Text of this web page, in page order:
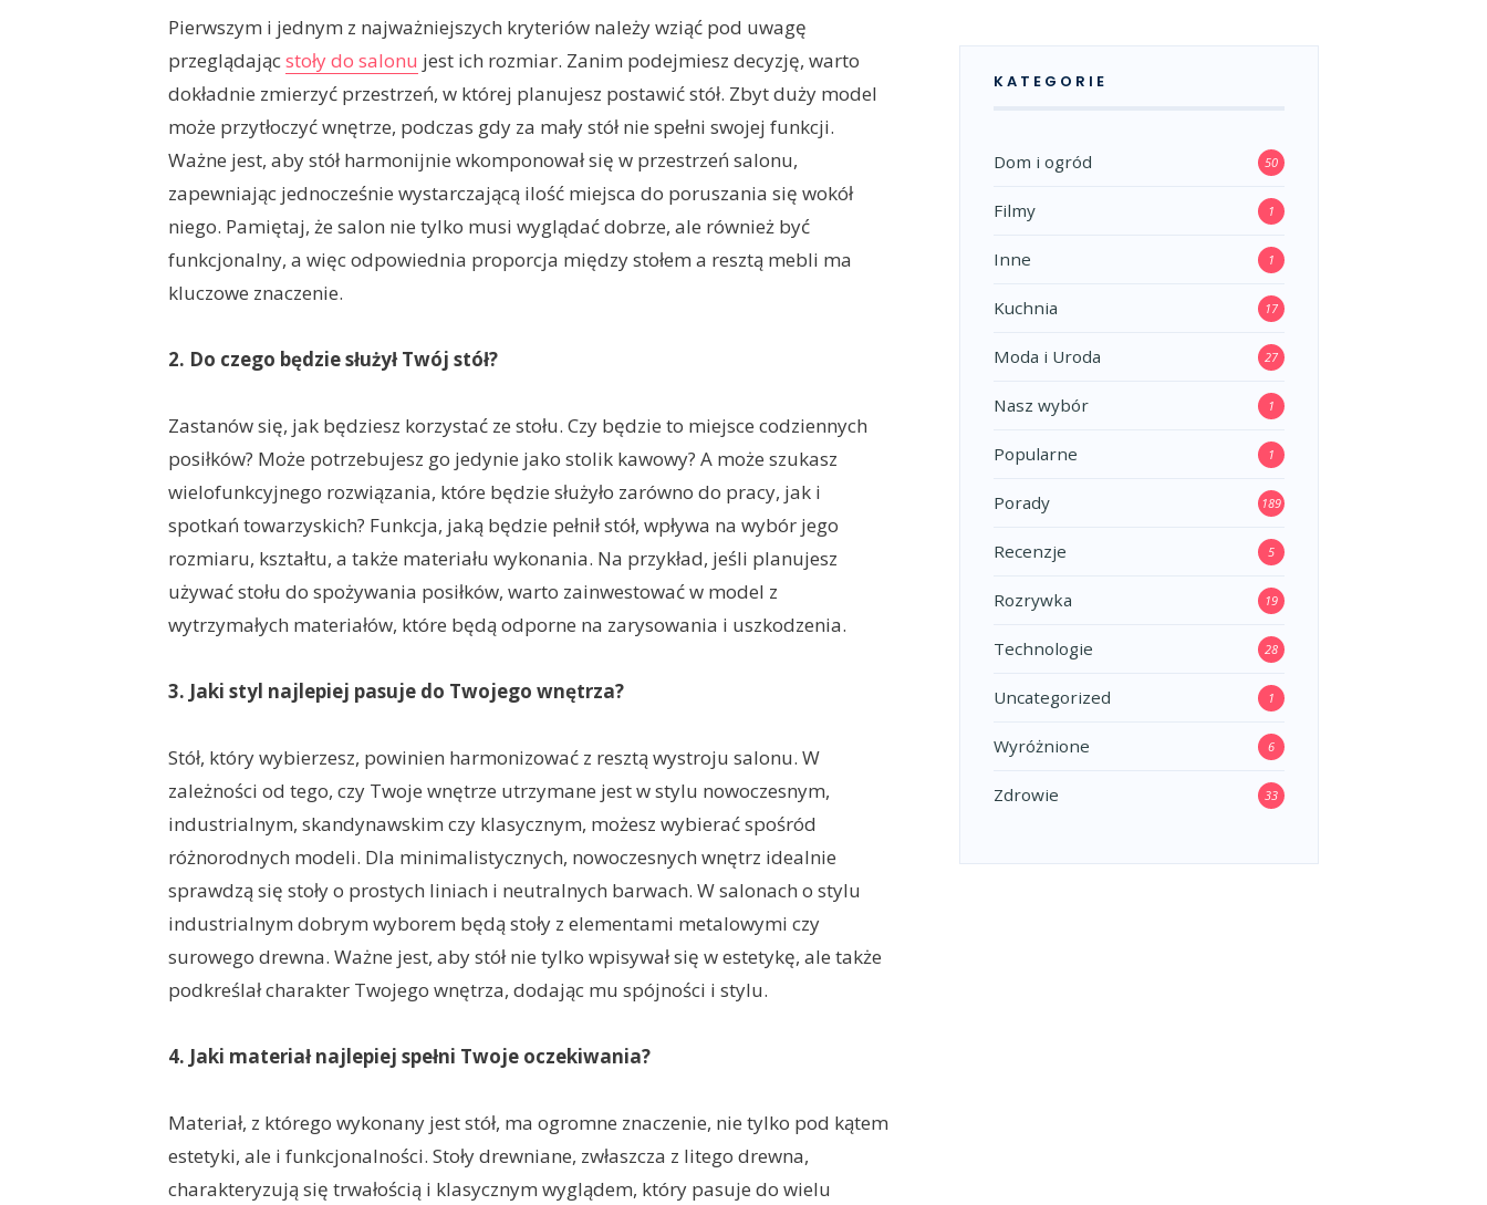
Pierwszym i jednym z najważniejszych kryteriów należy wziąć pod uwagę
przeglądającstoły do salonu jest ich rozmiar. Zanim podejmiesz decyzję, warto
dokładnie zmierzyć przestrzeń, w której planujesz postawić stół. Zbyt duży model
może przytłoczyć wnętrze, podczas gdy za mały stół nie spełni swojej funkcji.
Ważne jest, aby stół harmonijnie wkomponował się w przestrzeń salonu,
zapewniając jednocześnie wystarczającą ilość miejsca do poruszania się wokół
niego. Pamiętaj, że salon nie tylko musi wyglądać dobrze, ale również być
funkcjonalny, a więc odpowiednia proporcja między stołem a resztą mebli ma
kluczowe znaczenie.
2. Do czego będzie służył Twój stół?
Zastanów się, jak będziesz korzystać ze stołu. Czy będzie to miejsce codziennych
posiłków? Może potrzebujesz go jedynie jako stolik kawowy? A może szukasz
wielofunkcyjnego rozwiązania, które będzie służyło zarówno do pracy, jak i
spotkań towarzyskich? Funkcja, jaką będzie pełnił stół, wpływa na wybór jego
rozmiaru, kształtu, a także materiału wykonania. Na przykład, jeśli planujesz
używać stołu do spożywania posiłków, warto zainwestować w model z
wytrzymałych materiałów, które będą odporne na zarysowania i uszkodzenia.
3. Jaki styl najlepiej pasuje do Twojego wnętrza?
Stół, który wybierzesz, powinien harmonizować z resztą wystroju salonu. W
zależności od tego, czy Twoje wnętrze utrzymane jest w stylu nowoczesnym,
industrialnym, skandynawskim czy klasycznym, możesz wybierać spośród
różnorodnych modeli. Dla minimalistycznych, nowoczesnych wnętrz idealnie
sprawdzą się stoły o prostych liniach i neutralnych barwach. W salonach o stylu
industrialnym dobrym wyborem będą stoły z elementami metalowymi czy
surowego drewna. Ważne jest, aby stół nie tylko wpisywał się w estetykę, ale także
podkreślał charakter Twojego wnętrza, dodając mu spójności i stylu.
4. Jaki materiał najlepiej spełni Twoje oczekiwania?
Materiał, z którego wykonany jest stół, ma ogromne znaczenie, nie tylko pod kątem
estetyki, ale i funkcjonalności. Stoły drewniane, zwłaszcza z litego drewna,
charakteryzują się trwałością i klasycznym wyglądem, który pasuje do wielu
KATEGORIE
Dom i ogród 50
Filmy 1
Inne 1
Kuchnia 17
Moda i Uroda 27
Nasz wybór 1
Popularne 1
Porady 189
Recenzje 5
Rozrywka 19
Technologie 28
Uncategorized 1
Wyróżnione 6
Zdrowie 33